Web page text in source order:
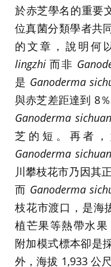
於赤芝學名的重要
位真菌分類學者共
的文章，說明何
lingzhi而非
是 Ganoderma
與赤芝差距達到 8
Ganoderma
芝的短。再者
Ganoderma
川攀枝花市乃因其
而 Ganoderma
枝花市渡口，是海
植芒果等熱帶水果
附加模式標本卻是
外，海拔 1,933 公